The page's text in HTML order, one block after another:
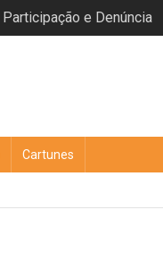
Participação e Denúncia
Cartunes